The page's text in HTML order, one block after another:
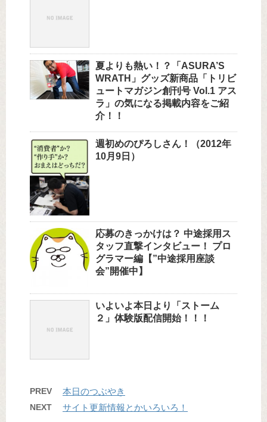
夏よりも熱い！？「ASURA’S
WRATH」グッズ新商品「トリビ
ュートマガジン創刊号 Vol.1 アス
ラ」の気になる掲載内容をご紹
介！！
週初めのぴろしさん！（2012年
10月9日）
応募のきっかけは？ 中途採用ス
タッフ直撃インタビュー！ プロ
グラマー編【”中途採用座談
会”開催中】
いよいよ本日より「ストーム
２」体験版配信開始！！！
PREV 本日のつぶやき
NEXT サイト更新情報とかいろいろ！